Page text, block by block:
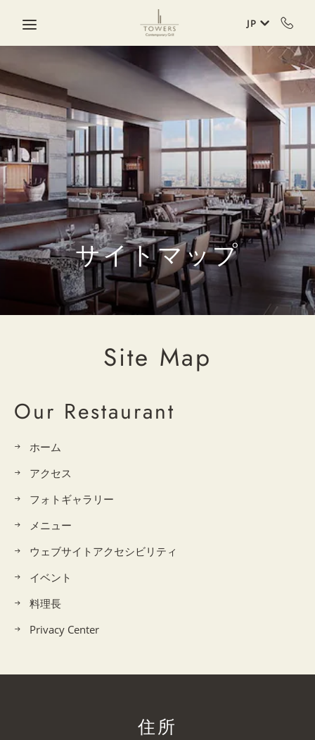
JP
サイトマップ
Site Map
Our Restaurant
ホーム
アクセス
フォトギャラリー
メニュー
ウェブサイトアクセシビリティ
イベント
料理長
Privacy Center
住所